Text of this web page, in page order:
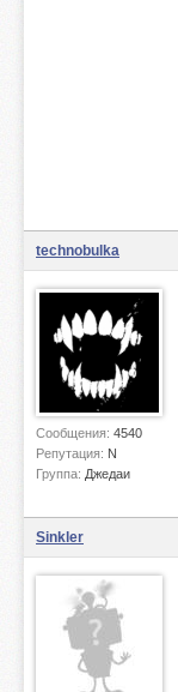
technobulka
Сообщения: 4540
Репутация: N
Группа: Джедаи
Sinkler